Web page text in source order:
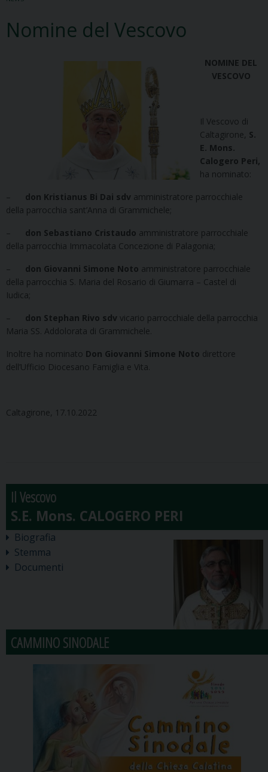
Nomine del Vescovo
NOMINE DEL
VESCOVO
Il Vescovo di
Caltagirone, S.
E. Mons.
Calogero Peri,
ha nominato:
– don Kristianus Bi Dai sdv amministratore parrocchiale
della parrocchia sant’Anna di Grammichele;
– don Sebastiano Cristaudo amministratore parrocchiale
della parrocchia Immacolata Concezione di Palagonia;
– don Giovanni Simone Noto amministratore parrocchiale
della parrocchia S. Maria del Rosario di Giumarra – Castel di
Iudica;
– don Stephan Rivo sdv vicario parrocchiale della parrocchia
Maria SS. Addolorata di Grammichele.
Inoltre ha nominato Don Giovanni Simone Noto direttore
dell’Ufficio Diocesano Famiglia e Vita.
Caltagirone, 17.10.2022
Il Vescovo
Biografia
Stemma
Documenti
CAMMINO SINODALE